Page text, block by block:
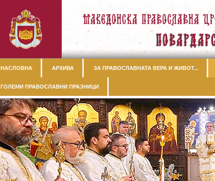
НАСЛОВНА АРХИВА ЗА ПРАВОСЛАВНАТА ВЕРА И ЖИВОТ...
ГОЛЕМИ ПРАВОСЛАВНИ ПРАЗНИЦИ